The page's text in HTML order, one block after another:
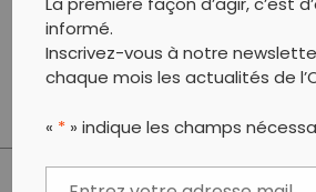
Public scolaire : Les mardis,
09h00 à 16h30
La première façon d’agir, c’est
informé.
Inscrivez-vous à notre
chaque mois les actualités de
« * » indique les champs